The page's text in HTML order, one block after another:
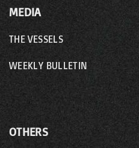
MEDIA
THE VESSELS
WEEKLY BULLETIN
OTHERS